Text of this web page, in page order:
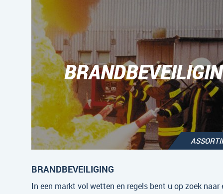
BRANDBEVEILIGING
In een markt vol wetten en regels bent u op zoek naar